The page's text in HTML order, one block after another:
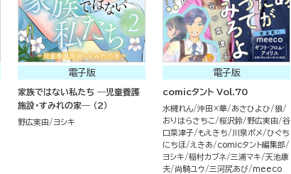
電子版
家族ではない私たち ―児童養護
施設・すみれの家― （2）
野広実由 ヨシキ
電子版
comicタント Vol.70
水槻れん 沖田×華 あさひよひ
狼
おりはらさちこ
桜沢鈴 野広実由
谷
口菜津子 もえきち 川泉ポメ
ひぐち
にちほ
えきあ
comicタント編集部
ヨシキ
稲村カブネ 三浦マキ
天池康
夫
尚騎ユウ 三河尻あび meeco